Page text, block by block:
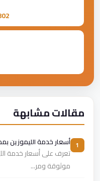
مقالات مشابهة
أسعار خدمة الليموزين بمطار
تعرف على أسعار خدمة
موثوقة ومر...